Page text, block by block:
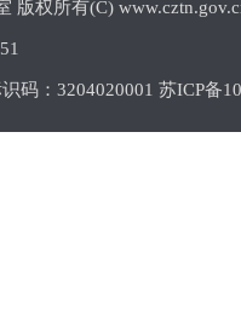
版权所有(C)
码：3204020001 苏ICP备